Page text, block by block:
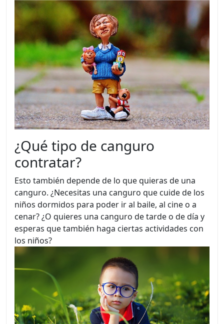
¿Qué tipo de canguro
contratar?
Esto también depende de lo que quieras de una
canguro. ¿Necesitas una canguro que cuide de los
niños dormidos para poder ir al baile, al cine o a
cenar? ¿O quieres una canguro de tarde o de día y
esperas que también haga ciertas actividades con
los niños?